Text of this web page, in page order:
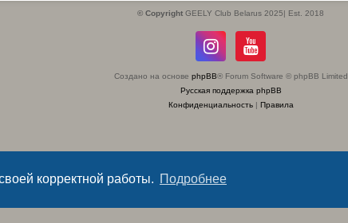
корректной работы. Подробнее
© Copyright GEELY Club Belarus 2025| Est. 2018
Создано на основе phpBB® Forum Software © phpBB Limited
Русская поддержка phpBB
Конфиденциальность| Правила